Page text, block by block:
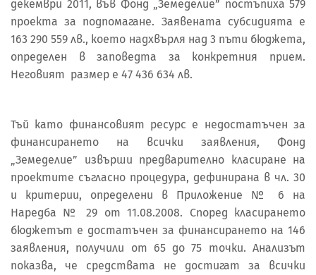
декември 2011, във Фонд „Земеделие” постъпиха 579
проекта за подпомагане. Заявената субсидията е
163 290 559 лв., което надхвърля над 3 пъти бюджета,
определен в заповедта за конкретния прием.
Неговият размер е 47 436 634 лв.
Тъй като финансовият ресурс е недостатъчен за
финансирането на всички заявления, Фонд
„Земеделие” извърши предварително класиране на
проектите съгласно процедура, дефинирана в чл. 30
и критерии, определени в Приложение № 6 на
Наредба № 29 от 11.08.2008. Според класирането
бюджетът е достатъчен за финансирането на 146
заявления, получили от 65 до 75 точки. Анализът
показва, че средствата не достигат за всички